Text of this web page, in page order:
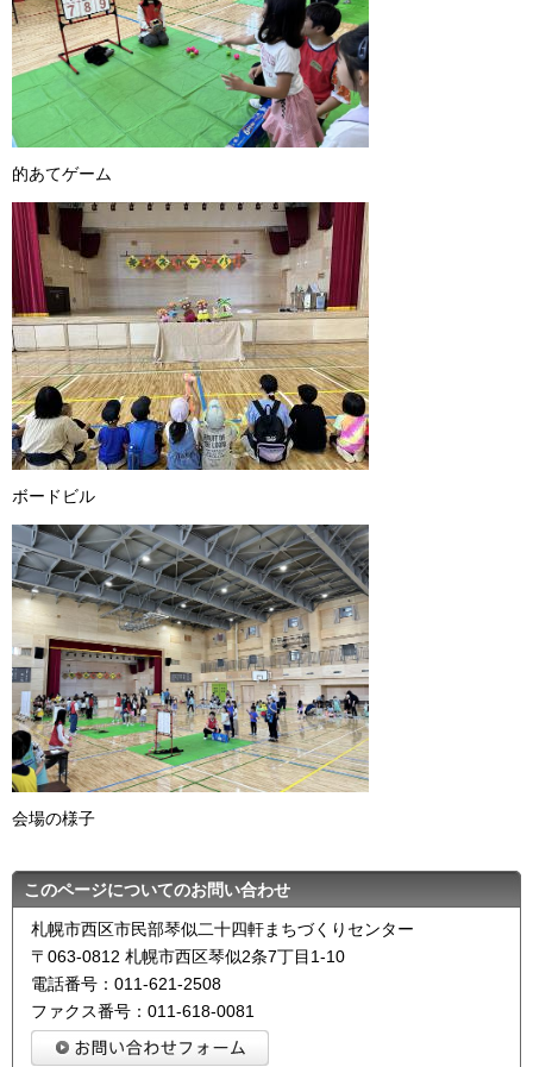
的あてゲーム
ボードビル
会場の様子
このページについてのお問い合わせ
札幌市西区市民部琴似二十四軒まちづくりセンター
〒063-0812 札幌市西区琴似2条7丁目1-10
電話番号：011-621-2508
ファクス番号：011-618-0081